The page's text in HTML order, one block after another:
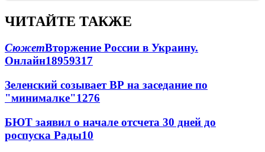
ЧИТАЙТЕ ТАКЖЕ
СюжетВторжение России в Украину.
Онлайн18959317
Зеленский созывает ВР на заседание по
"минималке"1276
БЮТ заявил о начале отсчета 30 дней до
роспуска Рады10